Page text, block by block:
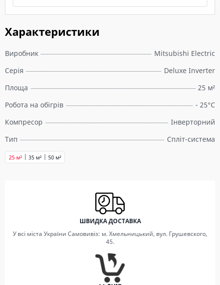
Характеристики
Виробник
Mitsubishi Electric
Серія
Deluxe Inverter
Площа
25 м²
Робота на обігрів
- 25°C
Компресор
Інверторний
Тип
Спліт-система
25 м² 35 м² 50 м²
ШВИДКА ДОСТАВКА
У всі міста України Самовивіз: м. Хмельницький, вул. Грушевского,
45.